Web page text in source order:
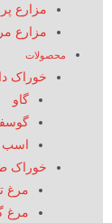
مزارع
مزارع
محصولات
خوراک
گاو
اسب
خوراک
مرغ
مرغ